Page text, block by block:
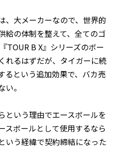
、大メーカーなので、世界的
給の体制を整えて、全てのゴ
TOUR B X』シリーズのボー
れるはずだが、タイガーに続
るという追加効果で、バカ売
。
という理由でエースボールを
スボールとして使用するなら
いう経緯で契約締結になった